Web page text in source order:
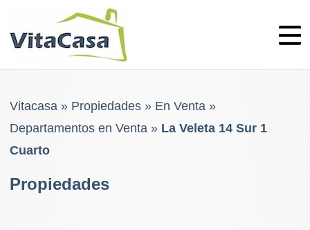
Vitacasa» Propiedades» En Venta»
Departamentos en Venta» La Veleta 14 Sur 1
Cuarto
Propiedades